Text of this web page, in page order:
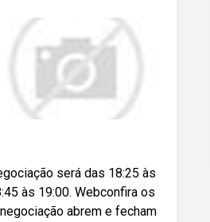
será das 18:25 às
às 19:00. Webconfira os
abrem e fecham